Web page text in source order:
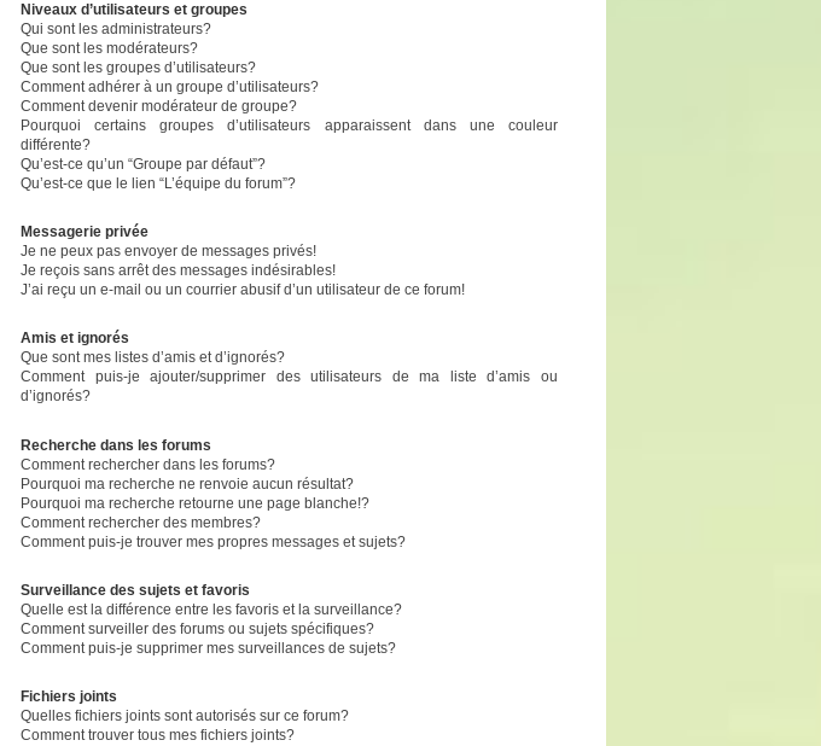
Niveaux d’utilisateurs et groupes
Qui sont les administrateurs?
Que sont les modérateurs?
Que sont les groupes d’utilisateurs?
Comment adhérer à un groupe d’utilisateurs?
Comment devenir modérateur de groupe?
Pourquoi certains groupes d’utilisateurs apparaissent dans une couleur
différente?
Qu’est-ce qu’un “Groupe par défaut”?
Qu’est-ce que le lien “L’équipe du forum”?
Messagerie privée
Je ne peux pas envoyer de messages privés!
Je reçois sans arrêt des messages indésirables!
J’ai reçu un e-mail ou un courrier abusif d’un utilisateur de ce forum!
Amis et ignorés
Que sont mes listes d’amis et d’ignorés?
Comment puis-je ajouter/supprimer des utilisateurs de ma liste d’amis ou
d’ignorés?
Recherche dans les forums
Comment rechercher dans les forums?
Pourquoi ma recherche ne renvoie aucun résultat?
Pourquoi ma recherche retourne une page blanche!?
Comment rechercher des membres?
Comment puis-je trouver mes propres messages et sujets?
Surveillance des sujets et favoris
Quelle est la différence entre les favoris et la surveillance?
Comment surveiller des forums ou sujets spécifiques?
Comment puis-je supprimer mes surveillances de sujets?
Fichiers joints
Quelles fichiers joints sont autorisés sur ce forum?
Comment trouver tous mes fichiers joints?